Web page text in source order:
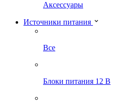
Аксессуары
Источники питания
Все
Блоки питания 12 В